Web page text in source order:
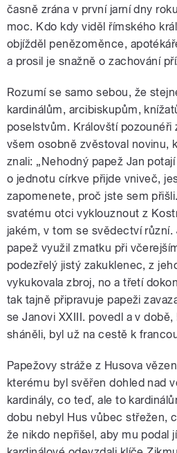
časně zrána v první jarní dny
moc. Kdo kdy viděl římského
objížděl penězoměnce,
a prosil je snažně o zachování
Rozumí se samo sebou, že
kardinálům, arcibiskupům,
poselstvům. Královští pozounéři
všem osobně zvěstoval novinu,
znali: „Nehodný papež Jan
o jednotu církve přijde vniveč,
zapomenete, proč jste sem
svatému otci vyklouznout z
jakém, v tom se svědectví různí.
papež využil zmatku při
podezřelý jistý zakuklenec, z
vykukovala zbroj, no a třetí
tak tajně připravuje papeži
se Janovi XXIII. povedl a v
sháněli, byl už na cestě k
Papežovy stráže z Husova
kterému byl svěřen dohled nad
kardinály, co teď, ale to
dobu nebyl Hus vůbec střežen,
že nikdo nepřišel, aby mu podal